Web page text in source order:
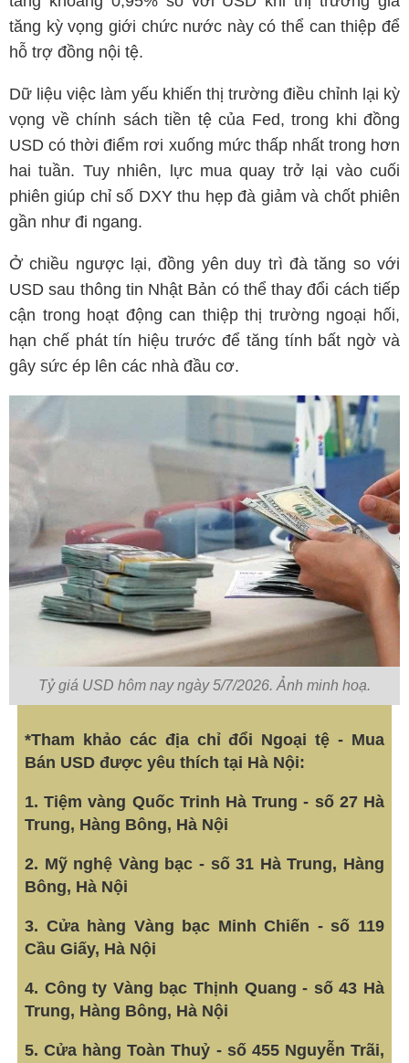
tăng kỳ vọng giới chức nước này có thể can thiệp để
hỗ trợ đồng nội tệ.
Dữ liệu việc làm yếu khiến thị trường điều chỉnh lại kỳ
vọng về chính sách tiền tệ của Fed, trong khi đồng
USD có thời điểm rơi xuống mức thấp nhất trong hơn
hai tuần. Tuy nhiên, lực mua quay trở lại vào cuối
phiên giúp chỉ số DXY thu hẹp đà giảm và chốt phiên
gần như đi ngang.
Ở chiều ngược lại, đồng yên duy trì đà tăng so với
USD sau thông tin Nhật Bản có thể thay đổi cách tiếp
cận trong hoạt động can thiệp thị trường ngoại hối,
hạn chế phát tín hiệu trước để tăng tính bất ngờ và
gây sức ép lên các nhà đầu cơ.
Tỷ giá USD hôm nay ngày 5/7/2026. Ảnh minh hoạ.
*Tham khảo các địa chỉ đổi Ngoại tệ - Mua
Bán USD được yêu thích tại Hà Nội:
1. Tiệm vàng Quốc Trinh Hà Trung - số 27 Hà
Trung, Hàng Bông, Hà Nội
2. Mỹ nghệ Vàng bạc - số 31 Hà Trung, Hàng
Bông, Hà Nội
3. Cửa hàng Vàng bạc Minh Chiến - số 119
Cầu Giấy, Hà Nội
4. Công ty Vàng bạc Thịnh Quang - số 43 Hà
Trung, Hàng Bông, Hà Nội
5. Cửa hàng Toàn Thuỷ - số 455 Nguyễn Trãi,